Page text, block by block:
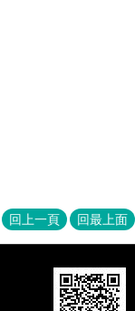
回上一頁 回最上面